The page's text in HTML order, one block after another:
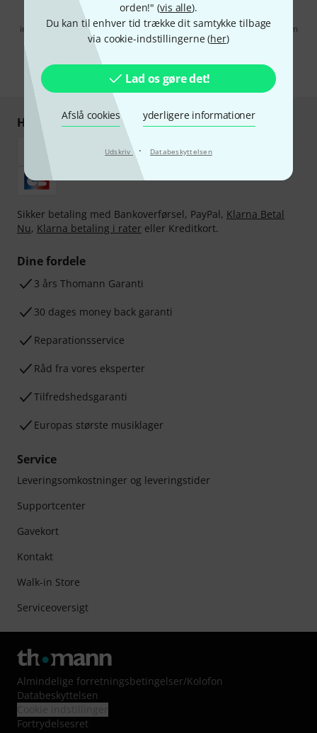
orden!" (vis alle).
Du kan til enhver tid trække dit samtykke tilbage
via cookie-indstillingerne (her)
Lad os gøre det!
Afslå cookies yderligere informationer
Udskriv · Databeskyttelsen
Når jeg klikker på "Tilmeld dig nu", erklærer jeg mig samtidig
indforstået med at modtage e-mail-reklame. Dette tilsagn kan når som
helst trækkes tilbage. Find yderligere informationer i vores
informationer om databeskyttelse
* Obligatorisk felt
Handl og betal sikkert
Sikker betaling med Bankoverførsel, PayPal, Klarna Betal
Nu, Klarna betaling i rater eller Kreditkort.
Dine fordele
3 års Thomann Garanti
30 dages money back garanti
Reparationsservice
Råd fra vores eksperter
Tilfredshedsgaranti
Europas største musiklager
Service
Leveringsomkostninger og leveringstider
Supportcenter
Gavekort
Kontakt
Walk-in Store
Serviceoversigt
Almindelige forretningsbetingelser/Kolofon
Databeskyttelsen
Fortrydelsesret